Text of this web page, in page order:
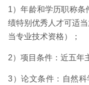
1）年龄和学历职称条
绩特别优秀人才可适
当专业技术资格）；
2）项目条件：近五年
3）论文条件：自然